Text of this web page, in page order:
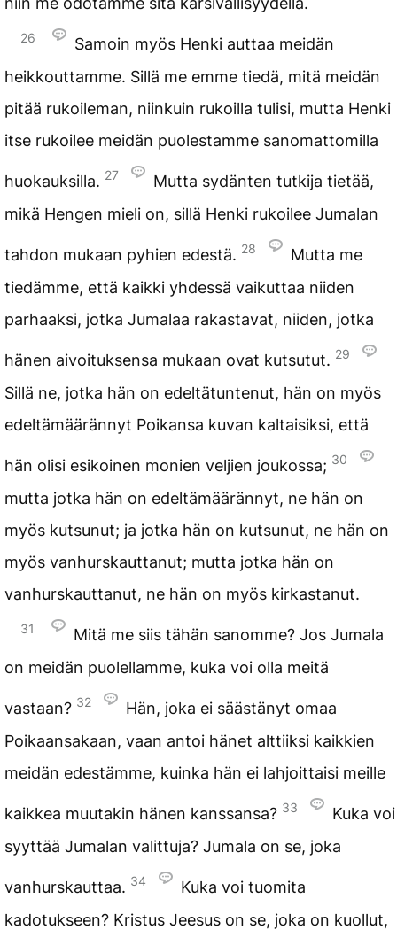
26
Samoin myös Henki auttaa meidän
heikkouttamme. Sillä me emme tiedä, mitä meidän
pitää rukoileman, niinkuin rukoilla tulisi, mutta Henki
itse rukoilee meidän puolestamme sanomattomilla
huokauksilla. 27
Mutta sydänten tutkija tietää,
mikä Hengen mieli on, sillä Henki rukoilee Jumalan
tahdon mukaan pyhien edestä. 28
Mutta me
tiedämme, että kaikki yhdessä vaikuttaa niiden
parhaaksi, jotka Jumalaa rakastavat, niiden, jotka
hänen aivoituksensa mukaan ovat kutsutut. 29
Sillä ne, jotka hän on edeltätuntenut, hän on myös
edeltämäärännyt Poikansa kuvan kaltaisiksi, että
hän olisi esikoinen monien veljien joukossa; 30
mutta jotka hän on edeltämäärännyt, ne hän on
myös kutsunut; ja jotka hän on kutsunut, ne hän on
myös vanhurskauttanut; mutta jotka hän on
vanhurskauttanut, ne hän on myös kirkastanut.
31
Mitä me siis tähän sanomme? Jos Jumala
on meidän puolellamme, kuka voi olla meitä
vastaan? 32
Hän, joka ei säästänyt omaa
Poikaansakaan, vaan antoi hänet alttiiksi kaikkien
meidän edestämme, kuinka hän ei lahjoittaisi meille
kaikkea muutakin hänen kanssansa? 33
Kuka voi
syyttää Jumalan valittuja? Jumala on se, joka
vanhurskauttaa. 34
Kuka voi tuomita
kadotukseen? Kristus Jeesus on se, joka on kuollut,